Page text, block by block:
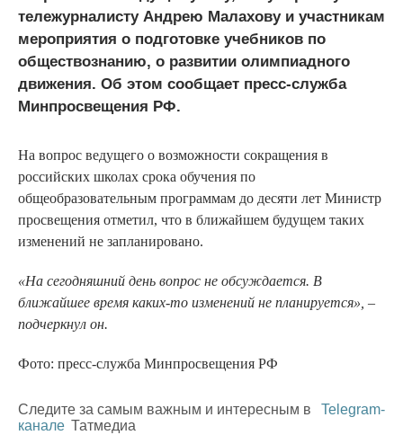
тележурналисту Андрею Малахову и участникам
мероприятия о подготовке учебников по
обществознанию, о развитии олимпиадного
движения. Об этом сообщает пресс-служба
Минпросвещения РФ.
На вопрос ведущего о возможности сокращения в
российских школах срока обучения по
общеобразовательным программам до десяти лет Министр
просвещения отметил, что в ближайшем будущем таких
изменений не запланировано.
«На сегодняшний день вопрос не обсуждается. В
ближайшее время каких-то изменений не планируется», –
подчеркнул он.
Фото: пресс-служба Минпросвещения РФ
Следите за самым важным и интересным в
Telegram-
канале Татмедиа